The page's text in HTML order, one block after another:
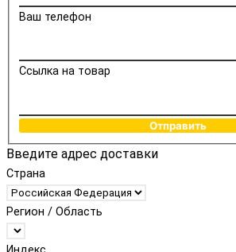
Ваш телефон
Ссылка на товар
Отправить
Введите адрес доставки
Страна
Регион / Область